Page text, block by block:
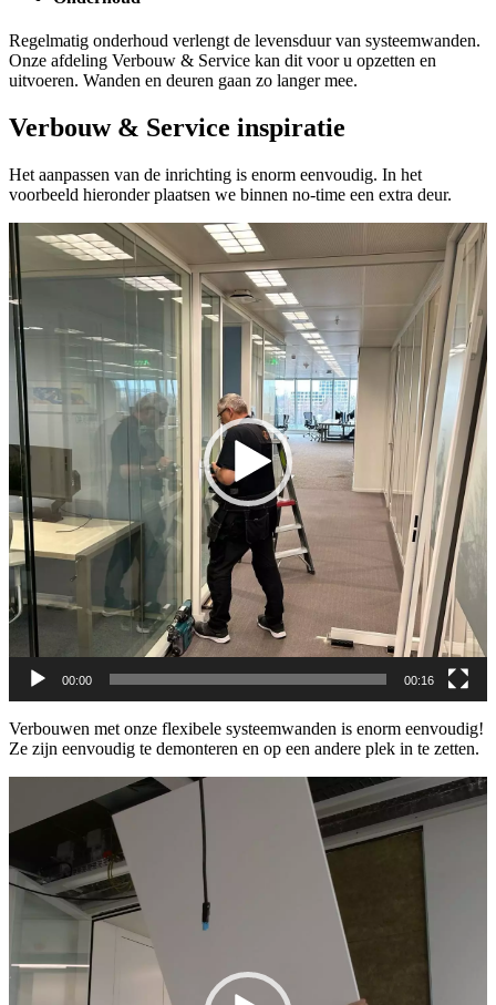
Regelmatig onderhoud verlengt de levensduur van systeemwanden.
Onze afdeling Verbouw & Service kan dit voor u opzetten en
uitvoeren. Wanden en deuren gaan zo langer mee.
Verbouw & Service inspiratie
Het aanpassen van de inrichting is enorm eenvoudig. In het
voorbeeld hieronder plaatsen we binnen no-time een extra deur.
Videospeler
00:00 00:16
Verbouwen met onze flexibele systeemwanden is enorm eenvoudig!
Ze zijn eenvoudig te demonteren en op een andere plek in te zetten.